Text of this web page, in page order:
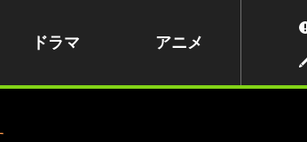
ドラマ アニメ